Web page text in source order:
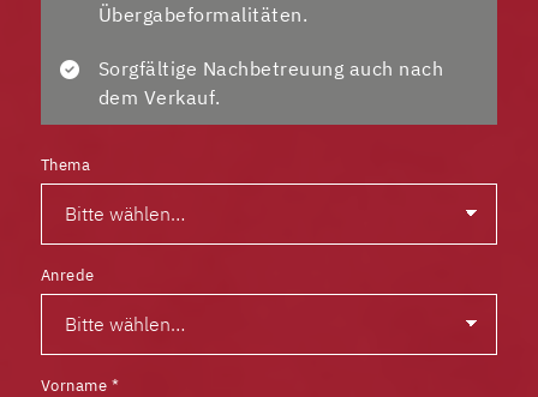
Übergabeformalitäten.
Sorgfältige Nachbetreuung auch nach
dem Verkauf.
Thema
Anrede
Vorname *